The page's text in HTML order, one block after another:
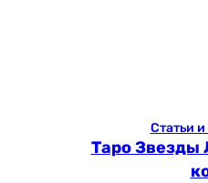
Статьи
Таро Звезды